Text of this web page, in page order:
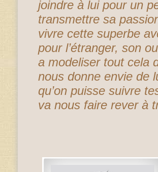
joindre à lui pour un
transmettre sa
vivre cette superbe
pour l’étranger, son
a modeliser tout cela
nous donne envie de
qu’on puisse suivre
va nous faire rever à